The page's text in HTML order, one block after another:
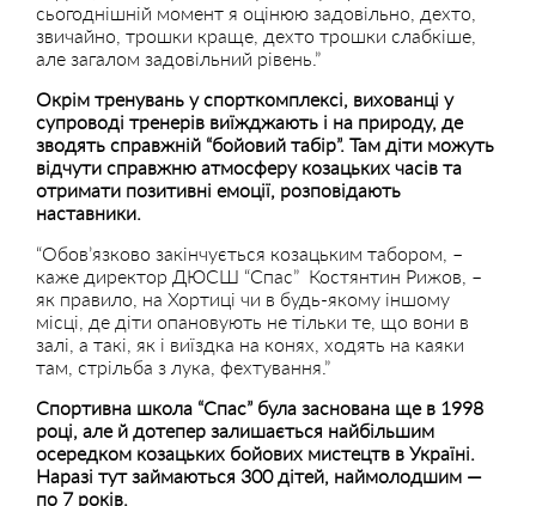
сьогоднішній момент я оцінюю задовільно, дехто,
звичайно, трошки краще, дехто трошки слабкіше,
але загалом задовільний рівень.”
Окрім тренувань у спорткомплексі, вихованці у
супроводі тренерів виїжджають і на природу, де
зводять справжній “бойовий табір”. Там діти можуть
відчути справжню атмосферу козацьких часів та
отримати позитивні емоції, розповідають
наставники.
“Обов’язково закінчується козацьким табором, –
каже директор ДЮСШ “Спас” Костянтин Рижов, –
як правило, на Хортиці чи в будь-якому іншому
місці, де діти опановують не тільки те, що вони в
залі, а такі, як і виїздка на конях, ходять на каяки
там, стрільба з лука, фехтування.”
Спортивна школа “Спас” була заснована ще в 1998
році, але й дотепер залишається найбільшим
осередком козацьких бойових мистецтв в Україні.
Наразі тут займаються 300 дітей, наймолодшим —
по 7 років.